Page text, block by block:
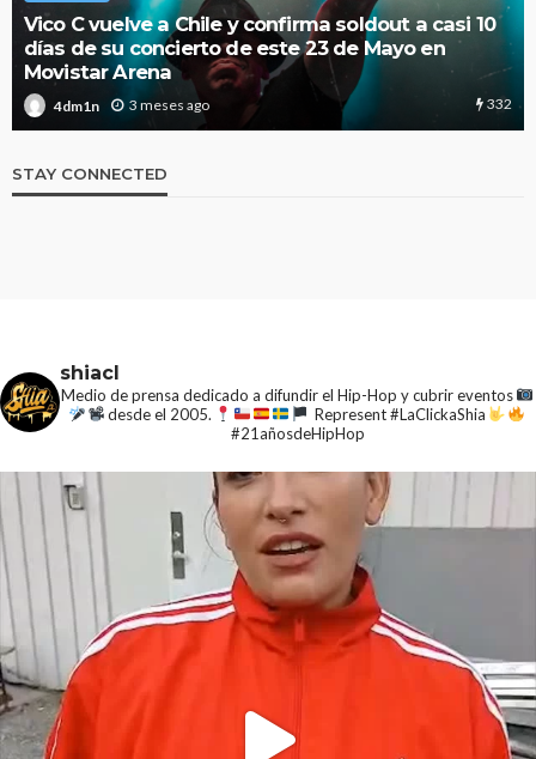
Vico C vuelve a Chile y confirma soldout a casi 10
días de su concierto de este 23 de Mayo en
Movistar Arena
4dm1n 3 meses ago 332
STAY CONNECTED
shiacl
Medio de prensa dedicado a difundir el Hip-Hop y cubrir eventos
desde el 2005.
Represent #LaClickaShia
#21añosdeHipHop